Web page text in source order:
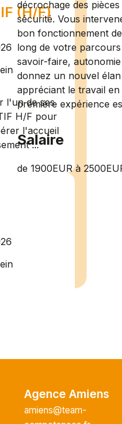
(H/F)
l'un de ses
H/F pour
l'accueil
...
H/F
décrochage des
sécurité. Vous
bon fonctionnement
long de votre
savoir-faire,
donnez un nouvel
appréciant le travail
première expérience
Salaire
de 1900EUR à
Agence Amiens
amiens@team-